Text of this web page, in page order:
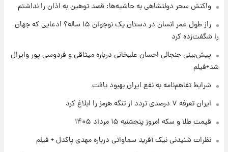
۱ روز پیش
۱ روز پیش
فال روزانه واقعی پنجشنبه ۱۵ مرداد ۱۴۰۵
واکنش سحر دولتشاهی به حاشیه‌ها: قصد توهین به اذان را نداشتم
راز طول عمر انسان در دستان یک نوجوان ۱۵ ساله؟ ادعایی که جهان
را شگفت‌زده کرد
پیش‌بینی جنجالی احسان علیخانی درباره میثاقی و فردوسی پور وایرال
شد+فیلم
شرایط تفاهم‌نامه به نفع ایران بهبود یافت
ایران تعرفه ۷ درصدی تردد از تنگه هرمز را ابلاغ کرد
قیمت طلا و سکه امروز پنجشنبه ۱۵ مرداد ۱۴۰۵
نظرات شنیدنی نیک آفرید سماواتی درباره مهدی پاکدل + فیلم